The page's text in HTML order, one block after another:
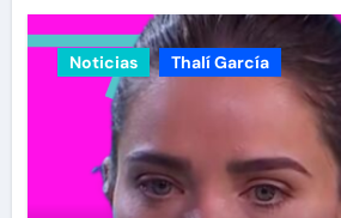
Noticias Thalí García